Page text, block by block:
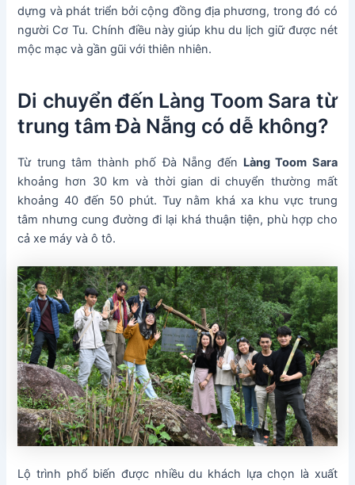
dựng và phát triển bởi cộng đồng địa phương, trong đó có
người Cơ Tu. Chính điều này giúp khu du lịch giữ được nét
mộc mạc và gần gũi với thiên nhiên.
Di chuyển đến Làng Toom Sara từ
trung tâm Đà Nẵng có dễ không?
Từ trung tâm thành phố Đà Nẵng đến Làng Toom Sara
khoảng hơn 30 km và thời gian di chuyển thường mất
khoảng 40 đến 50 phút. Tuy nằm khá xa khu vực trung
tâm nhưng cung đường đi lại khá thuận tiện, phù hợp cho
cả xe máy và ô tô.
Lộ trình phổ biến được nhiều du khách lựa chọn là xuất